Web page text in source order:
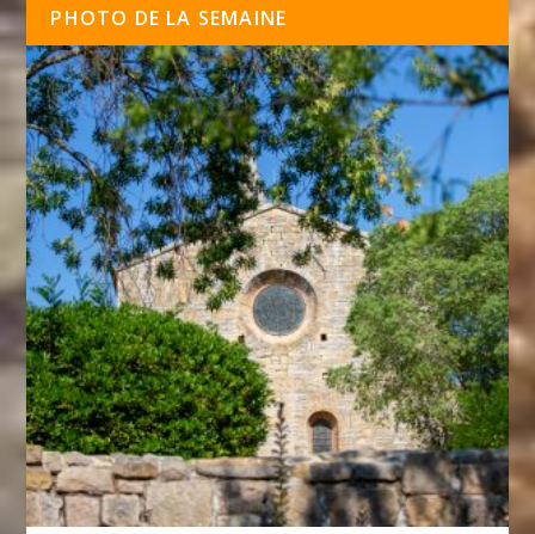
PHOTO DE LA SEMAINE